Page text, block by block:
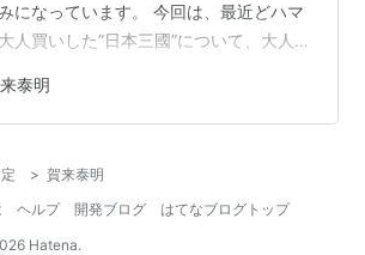
になっています。 今回は、最近どハマ
人買いした”日本三國”について、大人キ
。最新7巻のネタバレを含みますので、
賀来泰明（かくやすあき）とは？ 軍師
たのか？ 最後に 賀来泰明（かくやすあ
ロフィールは以下です。 ・大和の辺境
男 ・…
泰明
> 賀来泰明
ヘルプ 開発ブログ
はてなブログトップ
Hatena.